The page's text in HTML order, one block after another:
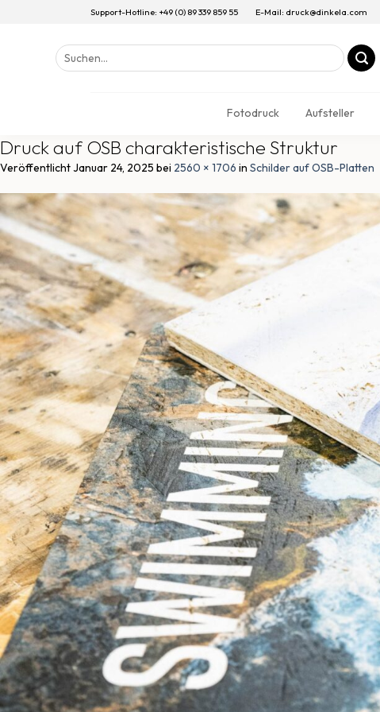
Support-Hotline: +49 (0) 89 339 859 55 E-Mail: druck@dinkela.com
Suchen
nach:
Fotodruck Aufsteller
Druck auf OSB charakteristische Struktur
VeröffentlichtJanuar 24, 2025 bei 2560 × 1706 in Schilder auf OSB-Platten